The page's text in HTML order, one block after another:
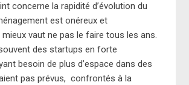
concerne la rapidité d’évolution du
est onéreux et
vaut ne pas le faire tous les ans.
des startups en forte
besoin de plus d’espace dans des
pas prévus, confrontés à la